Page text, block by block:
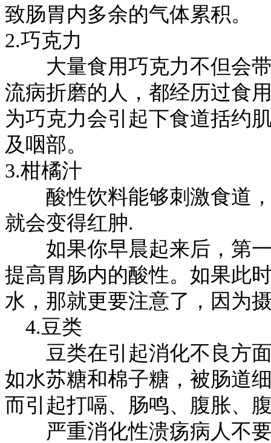
致肠胃内多余的气体累积。
2.巧克力
大量食用巧克力不但会带
流病折磨的人，都经历过食
为巧克力会引起下食道括约
及咽部。
3.柑橘汁
酸性饮料能够刺激食道，
就会变得红肿.
如果你早晨起来后，第一
提高胃肠内的酸性。如果此
水，那就更要注意了，因为
4.豆类
豆类在引起消化不良方面
如水苏糖和棉子糖，被肠道
而引起打嗝、肠鸣、腹胀、
严重消化性溃疡病人不要